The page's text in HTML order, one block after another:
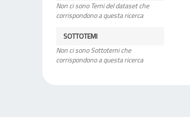
Non ci sono Temi del dataset che
corrispondono a questa ricerca
SOTTOTEMI
Non ci sono Sottotemi che
corrispondono a questa ricerca